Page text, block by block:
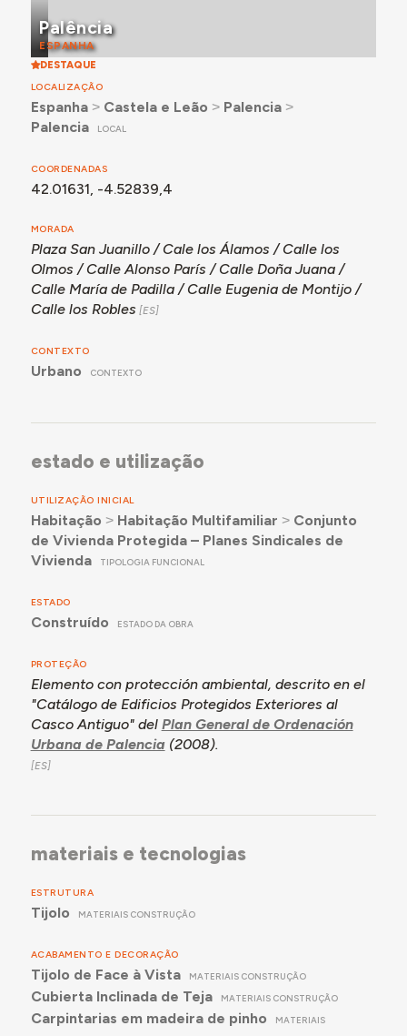
mediante intervenciones de carácter más puntual y
correspondientes a intervenciones de iniciativa privada
o cooperativas.
Palência
ESPANHA
DESTAQUE
LOCALIZAÇÃO
Espanha˃ Castela e Leão ˃ Palencia˃
Palencia
LOCAL
COORDENADAS
42.01631, -4.52839,4
MORADA
Plaza San Juanillo / Cale los Álamos / Calle los
Olmos / Calle Alonso París / Calle Doña Juana /
Calle María de Padilla / Calle Eugenia de Montijo /
Calle los Robles
CONTEXTO
Urbano CONTEXTO
estado e utilização
UTILIZAÇÃO INICIAL
Habitação ˃ Habitação Multifamiliar ˃ Conjunto
de Vivienda Protegida – Planes Sindicales de
Vivienda
TIPOLOGIA FUNCIONAL
ESTADO
Construído ESTADO DA OBRA
PROTEÇÃO
Elemento con protección ambiental, descrito en el
"Catálogo de Edificios Protegidos Exteriores al
Casco Antiguo" del Plan General de Ordenación
Urbana de Palencia(2008).
materiais e tecnologias
ESTRUTURA
Tijolo MATERIAIS CONSTRUÇÃO
ACABAMENTO E DECORAÇÃO
Tijolo de Face à Vista MATERIAIS CONSTRUÇÃO
Cubierta Inclinada de Teja MATERIAIS CONSTRUÇÃO
Carpintarias em madeira de pinho MATERIAIS